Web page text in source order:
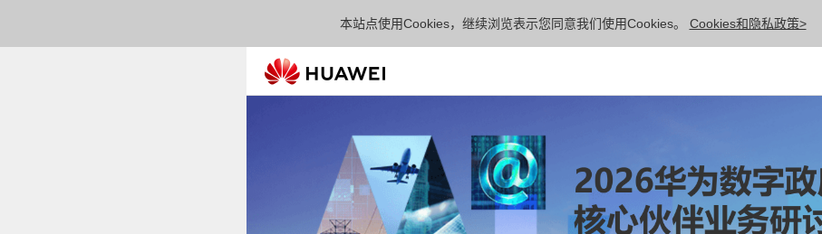
本站点使用Cookies，继续浏览表示您同意我们使用Cookies。 Cookies和隐私政策>